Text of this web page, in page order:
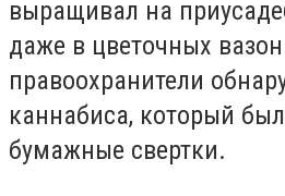
выращивал на
даже в цветочных
правоохранители
каннабиса, который
бумажные свертки.